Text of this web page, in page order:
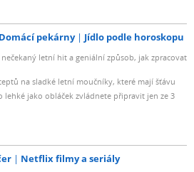
Domácí pekárny Jídlo podle horoskopu
letní hit a geniální způsob, jak zpracovat
na sladké letní moučníky, které mají šťávu
lehké jako obláček zvládnete připravit jen ze 3
Netflix filmy a seriály